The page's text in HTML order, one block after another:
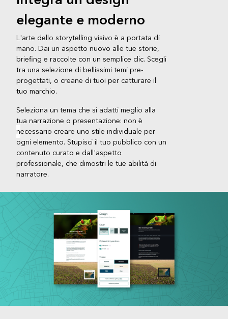
elegante e moderno
L'arte dello storytelling visivo è a portata di
mano. Dai un aspetto nuovo alle tue storie,
briefing e raccolte con un semplice clic. Scegli
tra una selezione dibellissimi temi pre-
progettati, o creane di tuoi per catturare il
tuo marchio.
Seleziona un tema che si adatti meglio alla
tua narrazione o presentazione: non è
necessario creare uno stile individuale per
ogni elemento. Stupisci il tuo pubblico con un
contenuto curato e dall'aspetto
professionale, che dimostri le tue abilità di
narratore.